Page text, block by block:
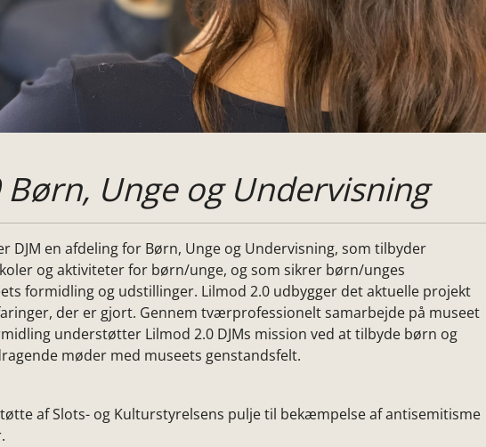
Unge og Undervisning
DJM en afdeling for Børn, Unge og Undervisning, som tilbyder
og aktiviteter for børn/unge, og som sikrer børn/unges
formidling og udstillinger. Lilmod 2.0 udbygger det aktuelle projekt
der er gjort. Gennem tværprofessionelt samarbejde på museet
understøtter Lilmod 2.0 DJMs mission ved at tilbyde børn og
møder med museets genstandsfelt.
af Slots- og Kulturstyrelsens pulje til bekæmpelse af antisemitisme